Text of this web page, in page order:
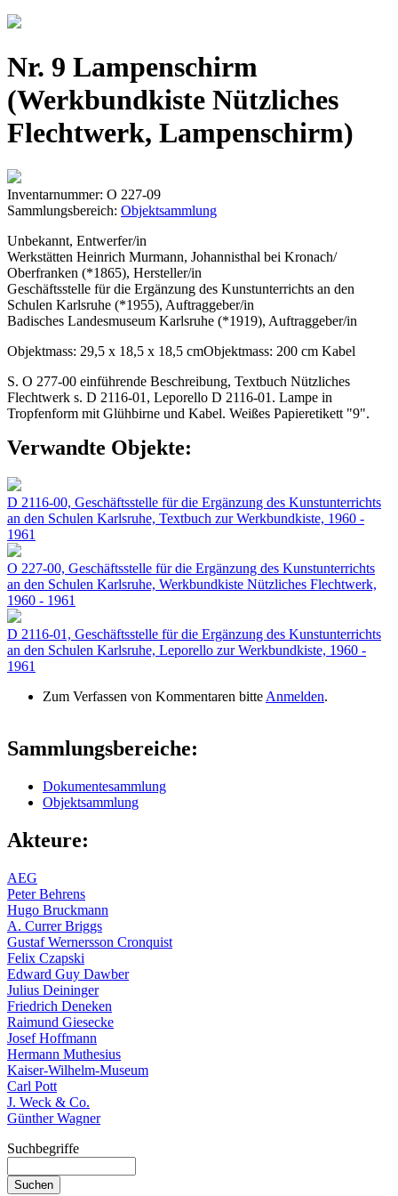
Jump to navigation
Nr. 9 Lampenschirm
(Werkbundkiste Nützliches
Flechtwerk, Lampenschirm)
Inventarnummer: O 227-09
Sammlungsbereich: Objektsammlung
Unbekannt, Entwerfer/in
Werkstätten Heinrich Murmann, Johannisthal bei Kronach/
Oberfranken (*1865), Hersteller/in
Geschäftsstelle für die Ergänzung des Kunstunterrichts an den
Schulen Karlsruhe (*1955), Auftraggeber/in
Badisches Landesmuseum Karlsruhe (*1919), Auftraggeber/in
Objektmass: 29,5 x 18,5 x 18,5 cmObjektmass: 200 cm Kabel
S. O 277-00 einführende Beschreibung, Textbuch Nützliches
Flechtwerk s. D 2116-01, Leporello D 2116-01. Lampe in
Tropfenform mit Glühbirne und Kabel. Weißes Papieretikett "9".
Verwandte Objekte:
D 2116-00, Geschäftsstelle für die Ergänzung des Kunstunterrichts
an den Schulen Karlsruhe, Textbuch zur Werkbundkiste, 1960 -
1961
O 227-00, Geschäftsstelle für die Ergänzung des Kunstunterrichts
an den Schulen Karlsruhe, Werkbundkiste Nützliches Flechtwerk,
1960 - 1961
D 2116-01, Geschäftsstelle für die Ergänzung des Kunstunterrichts
an den Schulen Karlsruhe, Leporello zur Werkbundkiste, 1960 -
1961
Zum Verfassen von Kommentaren bitte Anmelden.
Sammlungsbereiche:
Dokumentesammlung
Objektsammlung
Akteure:
AEG
Peter Behrens
Hugo Bruckmann
A. Currer Briggs
Gustaf Wernersson Cronquist
Felix Czapski
Edward Guy Dawber
Julius Deininger
Friedrich Deneken
Raimund Giesecke
Josef Hoffmann
Hermann Muthesius
Kaiser-Wilhelm-Museum
Carl Pott
J. Weck & Co.
Günther Wagner
Suchbegriffe